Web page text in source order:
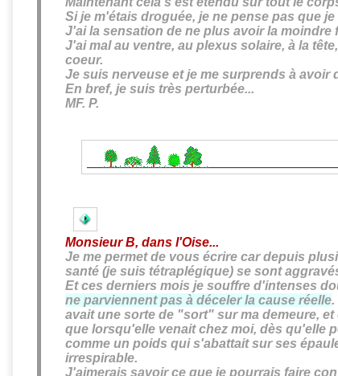
Si je m'étais droguée, je ne pense pas que
J'ai la sensation de ne plus avoir la moindre
J'ai malau ventre, au plexus solaire, à la
coeur.
Je suis nerveuse et je me surprends à avoir
En bref, je suis très perturbée...
MF. P.
Monsieur B, dans l'Oise...
Je me permet de vous écrire car depuis
santé (je suis tétraplégique) se sont
Et ces derniers mois je souffre d'intenses
ne parviennent pas à déceler la cause réelle.
avait une sorte de "sort" sur ma demeure,
que lorsqu'elle venait chez moi, dès qu'elle
comme un poids qui s'abattait sur ses
irrespirable.
J'aimerais savoir ce que je pourrais faire